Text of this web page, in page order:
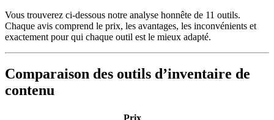
Vous trouverez ci-dessous notre analyse honnête de 11 outils.
Chaque avis comprend le prix, les avantages, les inconvénients et
exactement pour qui chaque outil est le mieux adapté.
Comparaison des outils d’inventaire de
contenu
Prix